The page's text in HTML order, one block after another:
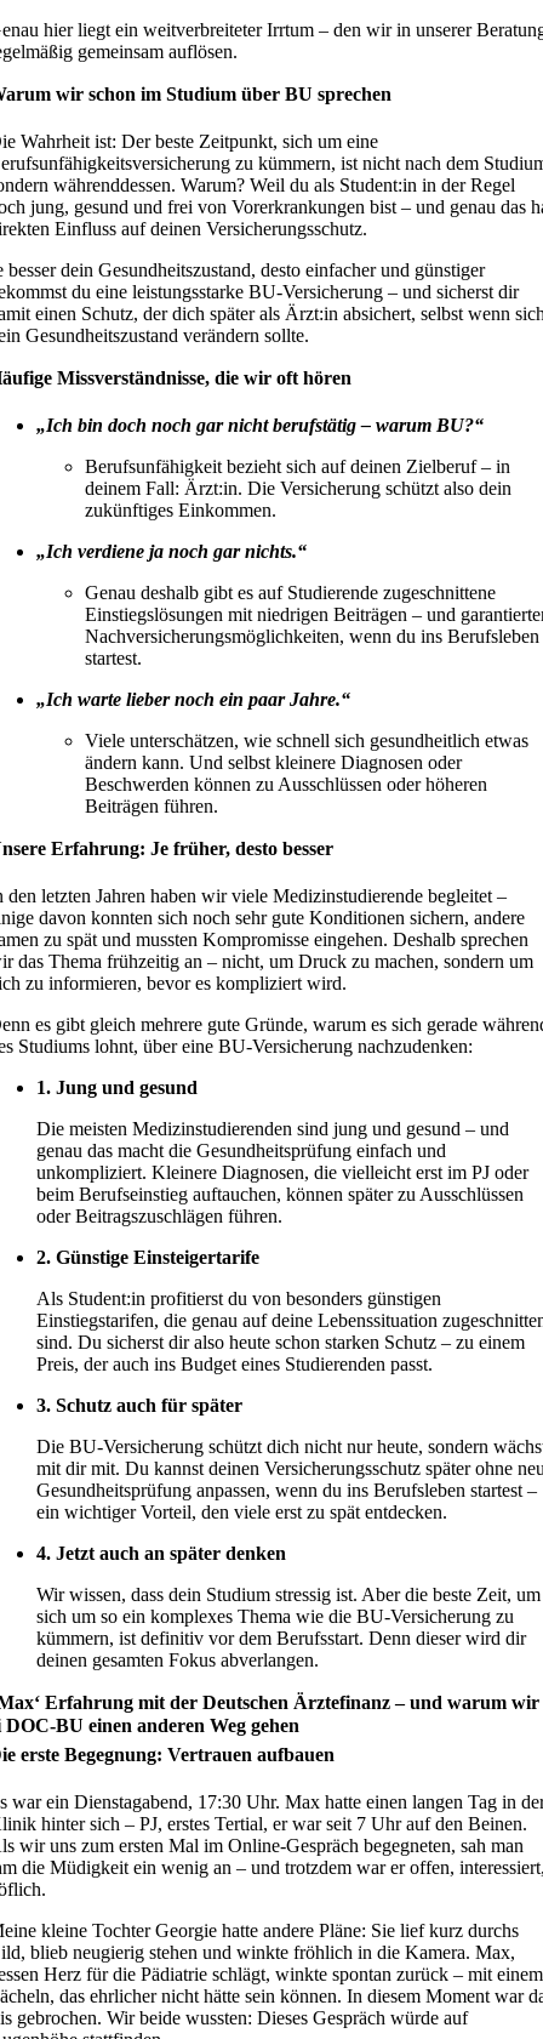
hier liegt ein weitverbreiteter Irrtum – den wir in unserer
gemeinsam auflösen.
wir schon im Studium über BU sprechen
Wahrheit ist: Der beste Zeitpunkt, sich um eine
zu kümmern, ist nicht nach dem
währenddessen. Warum? Weil du als Student:in in der Regel
jung, gesund und frei von Vorerkrankungen bist – und genau das
Einfluss auf deinen Versicherungsschutz.
besser dein Gesundheitszustand, desto einfacher und günstiger
du eine leistungsstarke BU-Versicherung – und sicherst dir
einen Schutz, der dich später als Ärzt:in absichert, selbst wenn
Gesundheitszustand verändern sollte.
Missverständnisse, die wir oft hören
„Ich bin doch noch gar nicht berufstätig – warum BU?“
Berufsunfähigkeit bezieht sich auf deinen Zielberuf – in
deinem Fall: Ärzt:in. Die Versicherung schützt also dein
zukünftiges Einkommen.
„Ich verdiene ja noch gar nichts.“
Genau deshalb gibt es auf Studierende zugeschnittene
Einstiegslösungen mit niedrigen Beiträgen – und
Nachversicherungsmöglichkeiten, wenn du ins Berufsleben
startest.
„Ichwarte lieber noch ein paar Jahre.“
Viele unterschätzen, wie schnell sich gesundheitlich etwas
ändern kann. Und selbst kleinere Diagnosen oder
Beschwerden können zu Ausschlüssen oder höheren
Beiträgen führen.
Erfahrung: Je früher, desto besser
den letzten Jahren haben wir viele Medizinstudierende begleitet –
davon konnten sich noch sehr gute Konditionen sichern, andere
zu spät und mussten Kompromisse eingehen. Deshalb sprechen
das Thema frühzeitig an – nicht, um Druck zu machen, sondern um
zu informieren, bevor es kompliziert wird.
es gibt gleich mehrere gute Gründe, warum es sich gerade
Studiums lohnt, über eine BU-Versicherung nachzudenken:
1. Jung und gesund
Die meisten Medizinstudierenden sind jung und gesund – und
genau das macht die Gesundheitsprüfung einfach und
unkompliziert. Kleinere Diagnosen, die vielleicht erst im PJ oder
beim Berufseinstieg auftauchen, können später zu Ausschlüssen
oder Beitragszuschlägen führen.
2. Günstige Einsteigertarife
Als Student:in profitierst du von besonders günstigen
Einstiegstarifen, die genau auf deine Lebenssituation
sind. Du sicherst dir also heute schon starken Schutz – zu einem
Preis, der auch ins Budget eines Studierenden passt.
3. Schutz auch für später
Die BU-Versicherung schützt dich nicht nur heute, sondern
mit dir mit. Du kannst deinen Versicherungsschutz später ohne
Gesundheitsprüfung anpassen, wenn du ins Berufsleben startest –
ein wichtiger Vorteil, den viele erst zu spät entdecken.
4. Jetzt auch an später denken
Wir wissen, dass dein Studium stressig ist. Aber die beste Zeit, um
sich um so ein komplexes Thema wie die BU-Versicherung zu
kümmern, ist definitiv vor dem Berufsstart. Denn dieser wird dir
deinen gesamten Fokus abverlangen.
Erfahrung mit der Deutschen Ärztefinanz – und warum wir
DOC-BU einen anderen Weg gehen
erste Begegnung: Vertrauen aufbauen
war ein Dienstagabend, 17:30 Uhr. Max hatte einen langen Tag in
hinter sich – PJ, erstes Tertial, er war seit 7 Uhr auf den Beinen.
wir uns zum ersten Mal im Online-Gespräch begegneten, sah man
die Müdigkeit ein wenig an – und trotzdem war er offen,
kleine Tochter Georgie hatte andere Pläne: Sie lief kurz durchs
blieb neugierig stehen und winkte fröhlich in die Kamera. Max,
Herz für die Pädiatrie schlägt, winkte spontan zurück – mit einem
das ehrlicher nicht hätte sein können. In diesem Moment war
gebrochen. Wir beide wussten: Dieses Gespräch würde auf